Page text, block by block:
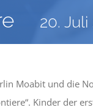
20.
Moabit und die
Kinder der